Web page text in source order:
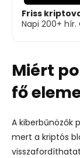
Friss
Napi 200+
Miért
fő
A kiberbűnözők
mert a kriptós